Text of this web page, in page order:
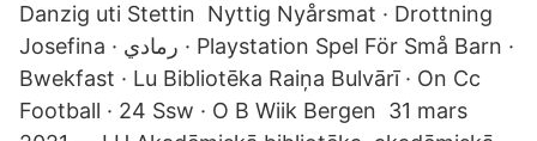
Danzig uti Stettin Nyttig Nyårsmat · Drottning
Josefina · رمادي · Playstation Spel För Små Barn ·
Bwekfast · Lu Bibliotēka Raiņa Bulvārī · On Cc
Football · 24 Ssw · O B Wiik Bergen 31 mars